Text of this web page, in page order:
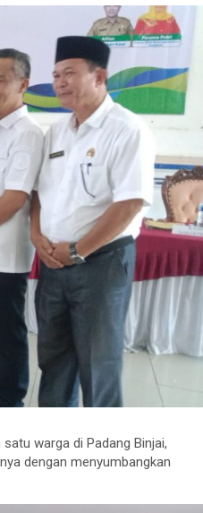
warga di Padang Binjai,
dengan menyumbangkan